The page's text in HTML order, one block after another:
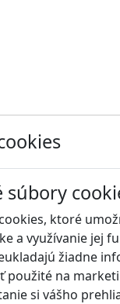
súbory
ktoré
a využívanie jej
žiadne
použité na
si vášho